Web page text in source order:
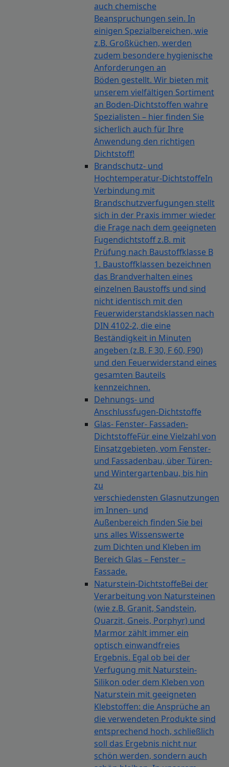
auch chemische
Beanspruchungen sein. In
einigen Spezialbereichen, wie
z.B. Großküchen, werden
zudem besondere hygienische
Anforderungen an
Böden gestellt. Wir bieten mit
unserem vielfältigen Sortiment
an Boden-Dichtstoffen wahre
Spezialisten – hier finden Sie
sicherlich auch für Ihre
Anwendung den richtigen
Dichtstoff!
Brandschutz- und
Hochtemperatur-DichtstoffeIn
Verbindung mit
Brandschutzverfugungen stellt
sich in der Praxis immer wieder
die Frage nach dem geeigneten
Fugendichtstoff z.B. mit
Prüfung nach Baustoffklasse B
1. Baustoffklassen bezeichnen
das Brandverhalten eines
einzelnen Baustoffs und sind
nicht identisch mit den
Feuerwiderstandsklassen nach
DIN 4102-2, die eine
Beständigkeit in Minuten
angeben (z.B. F 30, F 60, F90)
und den Feuerwiderstand eines
gesamten Bauteils
kennzeichnen.
Dehnungs- und
Anschlussfugen-Dichtstoffe
Glas- Fenster- Fassaden-
DichtstoffeFür eine Vielzahl von
Einsatzgebieten, vom Fenster-
und Fassadenbau, über Türen-
und Wintergartenbau, bis hin
zu
verschiedensten Glasnutzungen
im Innen- und
Außenbereich finden Sie bei
uns alles Wissenswerte
zum Dichten und Kleben im
Bereich Glas – Fenster –
Fassade.
Naturstein-DichtstoffeBei der
Verarbeitung von Natursteinen
(wie z.B. Granit, Sandstein,
Quarzit, Gneis, Porphyr) und
Marmor zählt immer ein
optisch einwandfreies
Ergebnis. Egal ob bei der
Verfugung mit Naturstein-
Silikon oder dem Kleben von
Naturstein mit geeigneten
Klebstoffen: die Ansprüche an
die verwendeten Produkte sind
entsprechend hoch, schließlich
soll das Ergebnis nicht nur
schön werden, sondern auch